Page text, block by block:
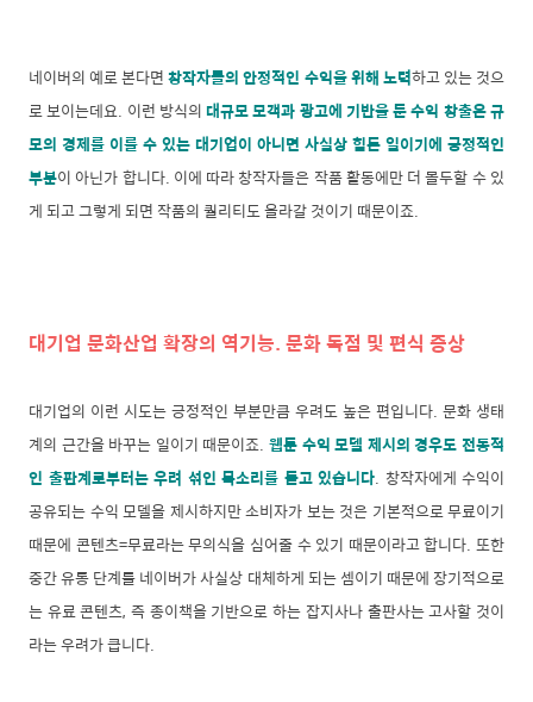
네이버의 예로 본다면창작자들의 안정적인 수익을 위해 노력하고 있는 것으
로 보이는데요. 이런 방식의대규모 모객과 광고에 기반을 둔 수익 창출은 규
모의 경제를 이룰 수 있는 대기업이 아니면 사실상 힘든 일이기에 긍정적인
부분이 아닌가 합니다. 이에 따라 창작자들은 작품 활동에만 더 몰두할 수 있
게 되고 그렇게 되면 작품의 퀄리티도 올라갈 것이기 때문이죠.
대기업 문화산업 확장의 역기능. 문화 독점 및 편식 증상
대기업의 이런 시도는 긍정적인 부분만큼 우려도 높은 편입니다. 문화 생태
계의 근간을 바꾸는 일이기 때문이죠. 웹툰 수익 모델 제시의 경우도 전통적
인 출판계로부터는 우려 섞인 목소리를 듣고 있습니다. 창작자에게 수익이
공유되는 수익 모델을 제시하지만 소비자가 보는 것은 기본적으로 무료이기
때문에 콘텐츠=무료라는 무의식을 심어줄 수 있기 때문이라고 합니다. 또한
중간 유통 단계를 네이버가 사실상 대체하게 되는 셈이기 때문에 장기적으로
는 유료 콘텐츠, 즉 종이책을 기반으로 하는 잡지사나 출판사는 고사할 것이
라는 우려가 큽니다.